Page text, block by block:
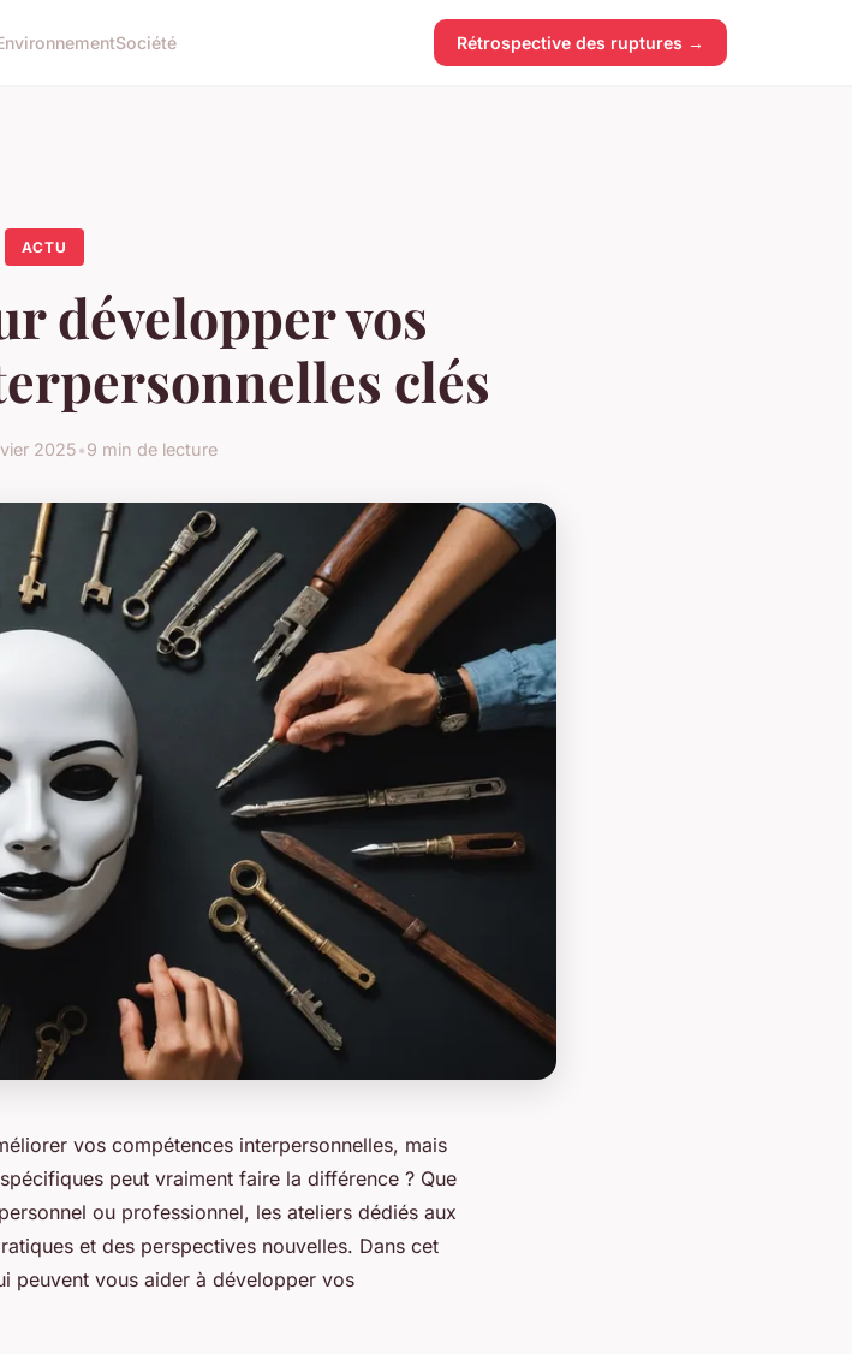
Société Rétrospective des ruptures →
ACTU
développer vos
clés
2025•9 min de lecture
vos compétences interpersonnelles, mais
peut vraiment faire la différence ? Que
ou professionnel, les ateliers dédiés aux
et des perspectives nouvelles. Dans cet
peuvent vous aider à développer vos